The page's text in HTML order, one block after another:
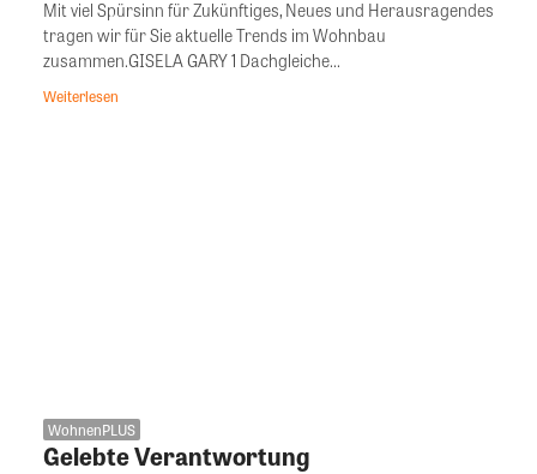
Mit viel Spürsinn für Zukünftiges, Neues und Herausragendes
tragen wir für Sie aktuelle Trends im Wohnbau
zusammen.GISELA GARY 1 Dachgleiche...
Weiterlesen
WohnenPLUS
Gelebte Verantwortung